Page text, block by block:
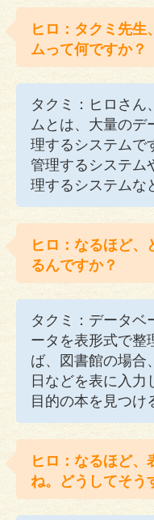
ヒロ：タクミ先生
ムって何ですか？
タクミ：ヒロさん
ムとは、大量のデ
理するシステムで
管理するシステム
理するシステムな
ヒロ：なるほど、
るんですか？
タクミ：データベ
ータを表形式で整
ば、図書館の場合
日などを表に入力
目的の本を見つけ
ヒロ：なるほど、
ね。どうしてそう